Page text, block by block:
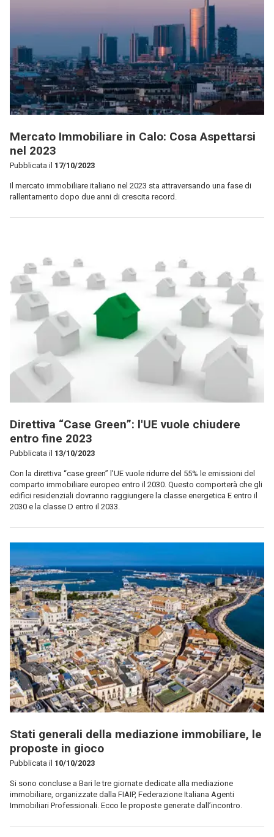
Mercato Immobiliare in Calo: Cosa Aspettarsi
nel 2023
Pubblicata il 17/10/2023
Il mercato immobiliare italiano nel 2023 sta attraversando una fase di
rallentamento dopo due anni di crescita record.
Direttiva “Case Green”: l'UE vuole chiudere
entro fine 2023
Pubblicata il 13/10/2023
Con la direttiva “case green” l’UE vuole ridurre del 55% le emissioni del
comparto immobiliare europeo entro il 2030. Questo comporterà che gli
edifici residenziali dovranno raggiungere la classe energetica E entro il
2030 e la classe D entro il 2033.
Stati generali della mediazione immobiliare, le
proposte in gioco
Pubblicata il 10/10/2023
Si sono concluse a Bari le tre giornate dedicate alla mediazione
immobiliare, organizzate dalla FIAIP, Federazione Italiana Agenti
Immobiliari Professionali. Ecco le proposte generate dall’incontro.